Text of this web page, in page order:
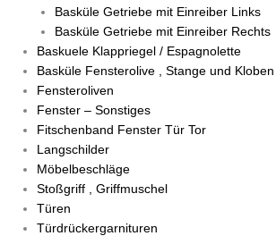
Basküle Getriebe mit Einreiber Links
Basküle Getriebe mit Einreiber Rechts
Baskuele Klappriegel / Espagnolette
Basküle Fensterolive , Stange und Kloben
Fensteroliven
Fenster – Sonstiges
Fitschenband Fenster Tür Tor
Langschilder
Möbelbeschläge
Stoßgriff , Griffmuschel
Türen
Türdrückergarnituren